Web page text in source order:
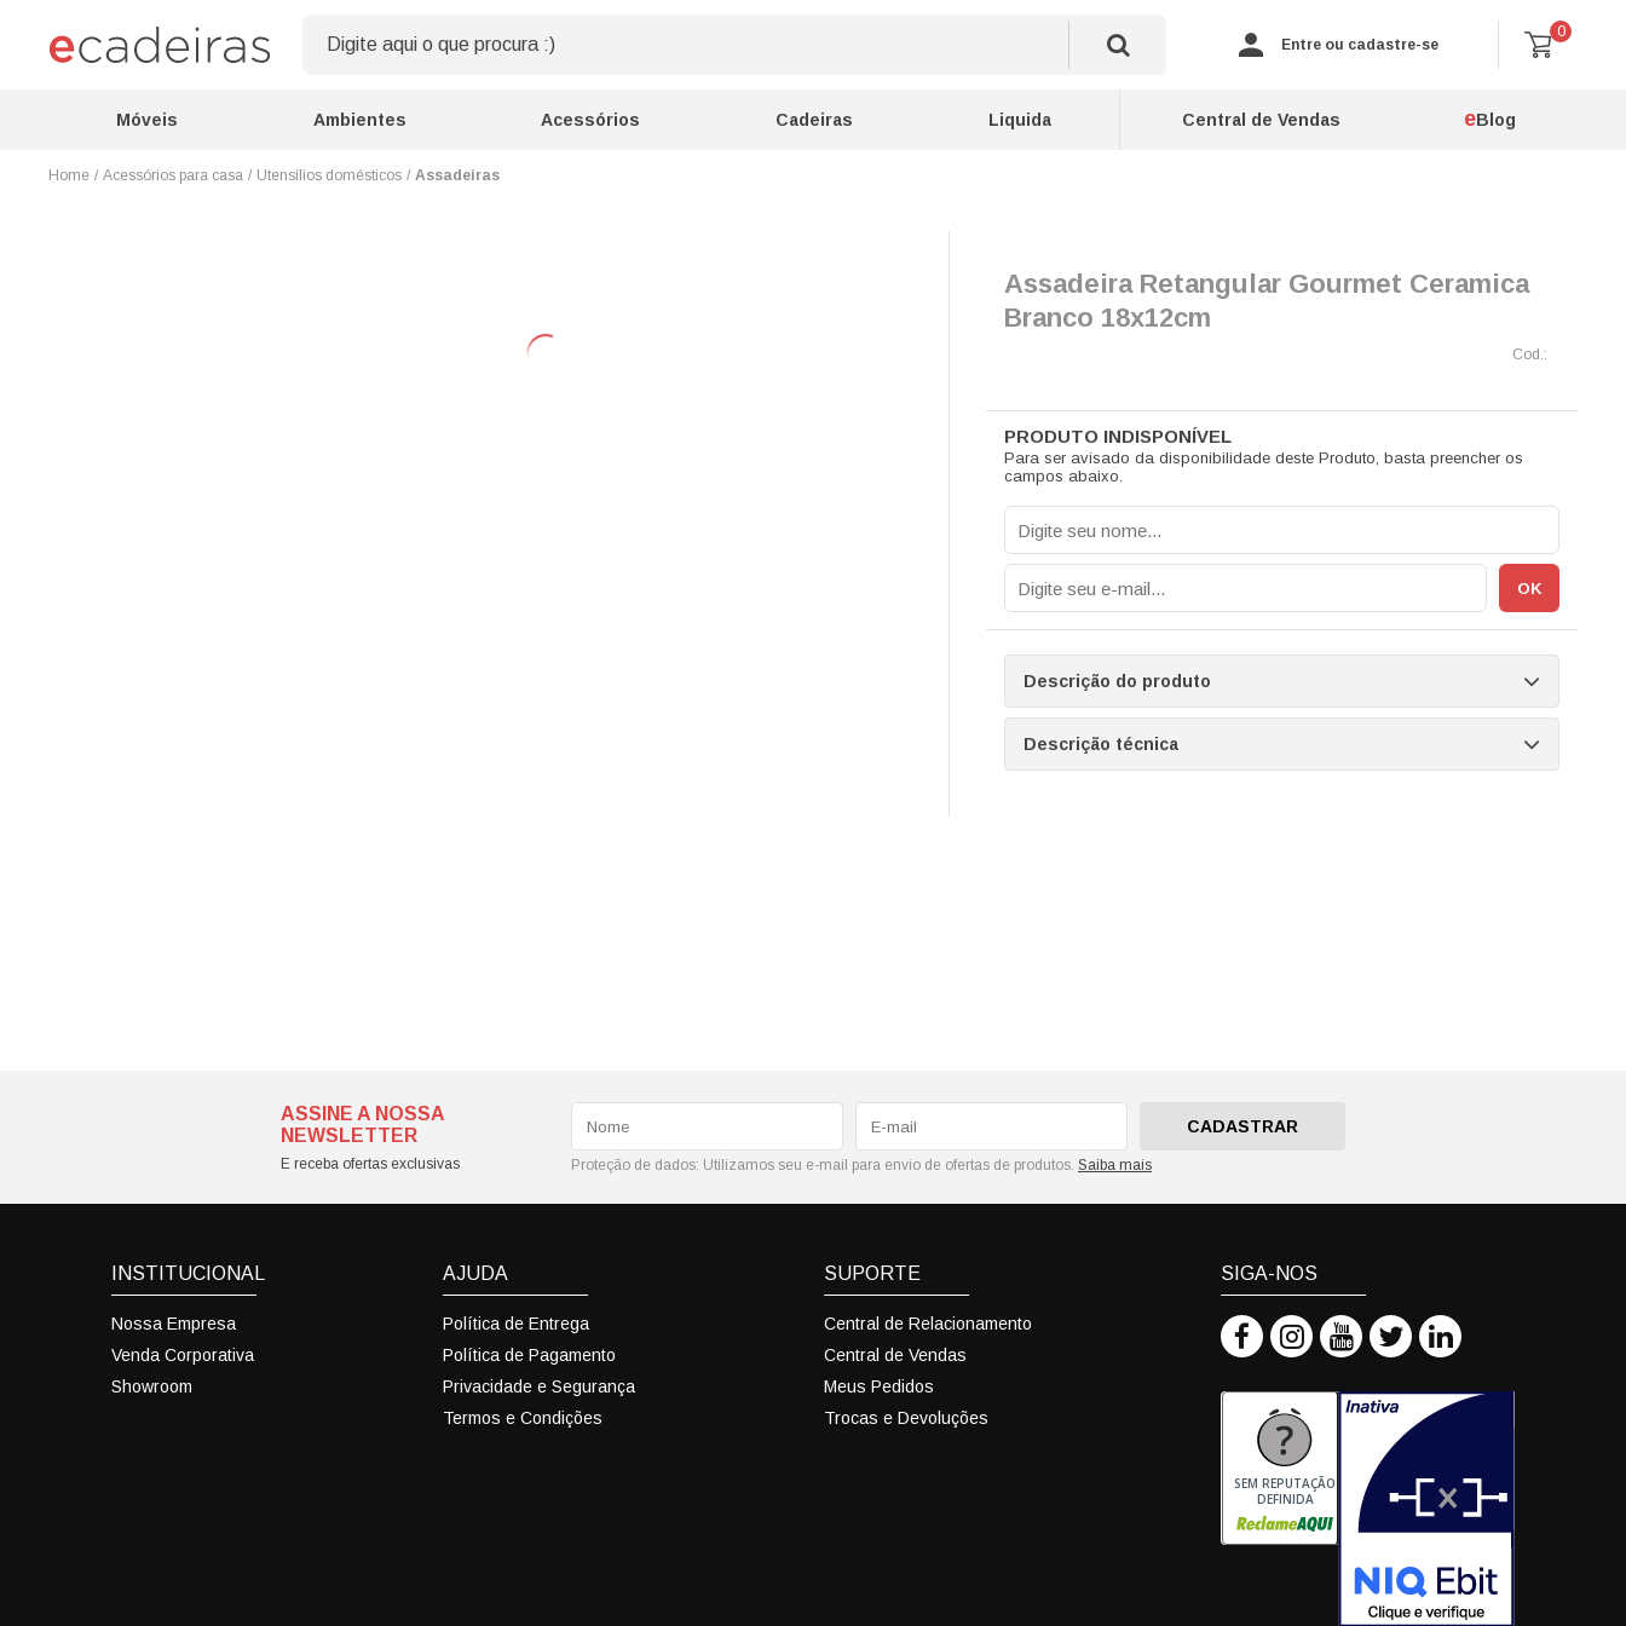
0
Entre ou cadastre-se
Móveis Ambientes Acessórios Cadeiras Liquida Central de Vendas eBlog
Acessórios para casa Utensílios domésticos Assadeiras
Assadeira Retangular Gourmet Ceramica
Branco 18x12cm
Para ser avisado da disponibilidade deste Produto, basta preencher os
campos abaixo.
Descrição do produto
Descrição técnica
ASSINE A NOSSA
NEWSLETTER
E receba ofertas exclusivas
CADASTRAR
Proteção de dados: Utilizamos seu e-mail para envio de ofertas de produtos. Saiba mais
INSTITUCIONAL
Nossa Empresa
Venda Corporativa
Showroom
AJUDA
Política de Entrega
Política de Pagamento
Privacidade e Segurança
Termos e Condições
SUPORTE
Central de Relacionamento
Central de Vendas
Meus Pedidos
Trocas e Devoluções
SIGA-NOS
SEM REPUTAÇÃO
DEFINIDA